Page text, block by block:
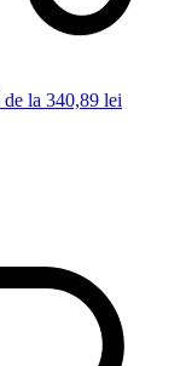
de la 340,89 lei